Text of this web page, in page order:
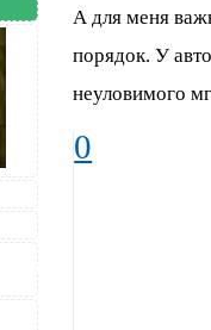
А для меня
порядок. У
неуловимого
0